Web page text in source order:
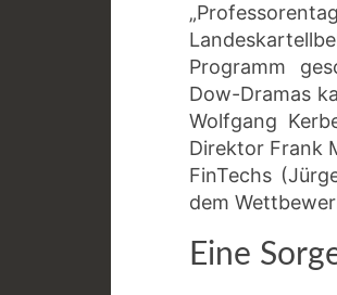
Programm
Dow-Dramas
Wolfgang
Direktor Frank
FinTechs
dem
Eine